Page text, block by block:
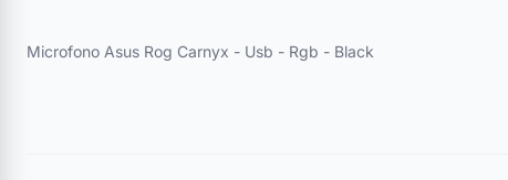
Microfono Asus Rog Carnyx - Usb - Rgb - Black